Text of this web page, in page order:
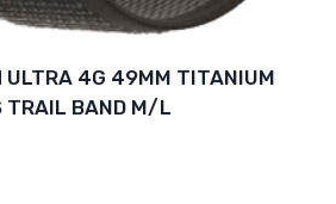
ULTRA 4G 49MM TITANIUM
TRAIL BAND M/L